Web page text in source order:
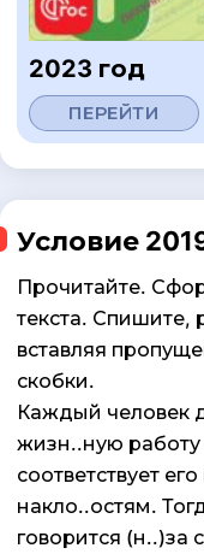
2023 год
ПЕРЕЙТИ
Условие
Прочитайте.
текста. Спишите,
вставляя
скобки.
Каждый человек
жизн..ную
соответствует
накло..остям.
говорится (н..)за